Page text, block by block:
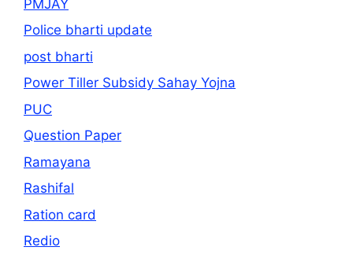
PMJAY
Police bharti update
post bharti
Power Tiller Subsidy Sahay Yojna
PUC
Question Paper
Ramayana
Rashifal
Ration card
Redio